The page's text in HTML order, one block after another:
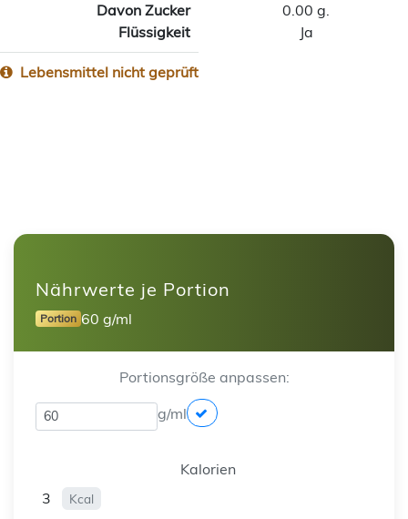
Davon Zucker
0.00 g.
Flüssigkeit
Ja
Lebensmittel nicht geprüft
Nährwerte je Portion
Portion 60 g/ml
Portionsgröße anpassen:
g/ml
Kalorien
3
Kcal